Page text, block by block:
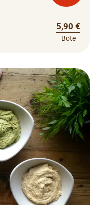
5,90 €
Bote